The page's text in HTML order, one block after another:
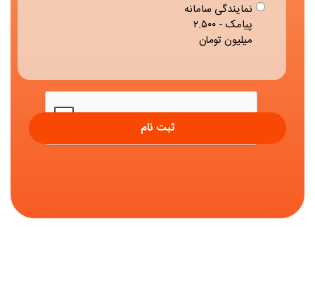
نمایندگی سامانه
پیامک - ۲.۵۰۰
میلیون تومان